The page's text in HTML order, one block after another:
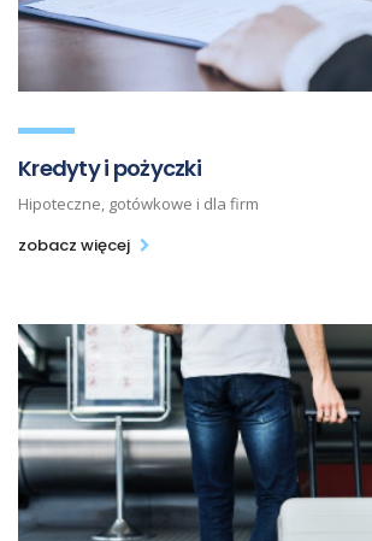
Kredyty i pożyczki
Hipoteczne, gotówkowe i dla firm
zobacz więcej